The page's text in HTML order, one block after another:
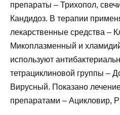
препараты – Трихопол,
Кандидоз. В терапии
лекарственные средства –
Микоплазменный и
используют
тетрациклиновой группы –
Вирусный. Показано
препаратами – Ацикловир,